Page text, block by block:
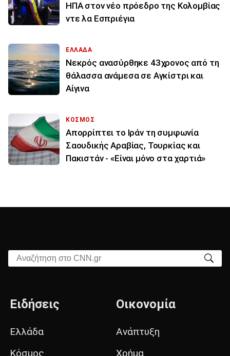
ΗΠΑ στον νέο πρόεδρο της Κολομβίας
ντε λα Εσπριέγια
ΕΛΛΑΔΑ
Νεκρός ανασύρθηκε 43χρονος από τη
θάλασσα ανάμεσα σε Αγκίστρι και
Αίγινα
ΚΟΣΜΟΣ
Απορρίπτει το Ιράν τη συμφωνία
Σαουδικής Αραβίας, Τουρκίας και
Πακιστάν - «Είναι μόνο στα χαρτιά»
Αναζήτηση στο CNN.gr
Ειδήσεις
Ελλάδα
Κόσμος
Οικονομία
Ανάπτυξη
Χρήμα